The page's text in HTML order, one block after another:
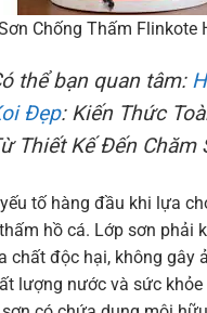
Chống Thấm Flinkote
thể bạn quan tâm:
Đẹp: Kiến Thức
Thiết Kế Đến Chăm
tố hàng đầu khi lựa
hồ cá. Lớp sơn phải
chất độc hại, không gây
lượng nước và sức